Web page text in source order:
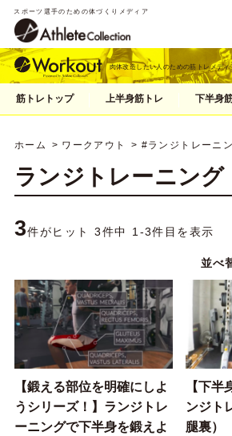
スポーツ選手のための体づくりメディア
肉体改造したい人のための筋トレメディ
筋トレトップ 上半身筋トレ 下半身
ホーム ワークアウト #ランジトレーニ
ランジトレーニング
3件がヒット 3件中 1-3件目を表示
並べ
【鍛える部位を明確にしよ
うシリーズ！】ランジトレ
ーニングで下半身を鍛えよ
【下半
ンジト
腿裏）